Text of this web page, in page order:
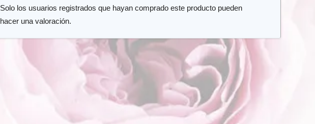
Solo los usuarios registrados que hayan comprado este producto pueden
hacer una valoración.